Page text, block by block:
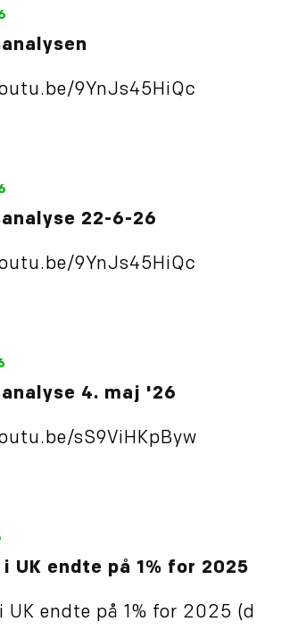
9YnJs45HiQc
22-6-26
9YnJs45HiQc
4. maj '26
sS9ViHKpByw
UK endte på 1% for 2025
UK endte på 1% for 2025 (d